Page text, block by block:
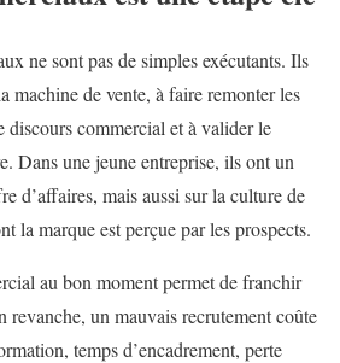
ne sont pas de simples exécutants. Ils
machine de vente, à faire remonter les
discours commercial et à valider le
Dans une jeune entreprise, ils ont un
d’affaires, mais aussi sur la culture de
la marque est perçue par les prospects.
au bon moment permet de franchir
revanche, un mauvais recrutement coûte
temps d’encadrement, perte